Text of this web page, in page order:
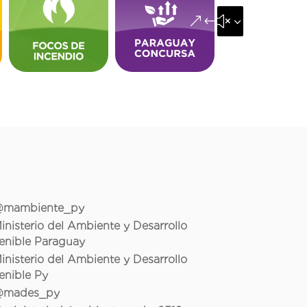
&#x35;
del Ambiente y Desarrollo
Paraguay
del Ambiente y Desarrollo
Py